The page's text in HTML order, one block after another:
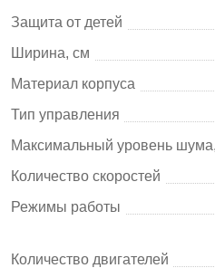
Защита от детей
Ширина, см
Материал корпуса
Тип управления
Максимальный уровень
Количество скоростей
Режимы работы
Количество двигателей